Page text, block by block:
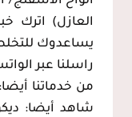
العازل) اترك
يساعدوك
راسلنا عبر
من خدماتنا
شاهد أيضا: